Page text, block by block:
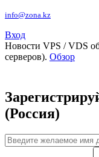
info@zona.kz
Вход
Новости VPS / VDS
серверов). Обзор
(Россия)